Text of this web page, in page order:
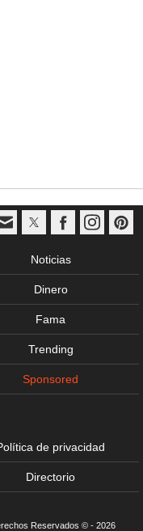
Noticias
Dinero
Fama
Trending
Sponsored
de privacidad
Directorio
Reservados © - 2026